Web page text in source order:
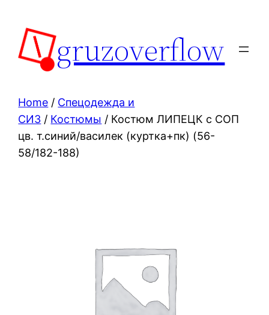
content
gruzoverflow
Home / Спецодежда и
СИЗ / Костюмы / Костюм ЛИПЕЦК с СОП
цв. т.синий/василек (куртка+пк) (56-
58/182-188)